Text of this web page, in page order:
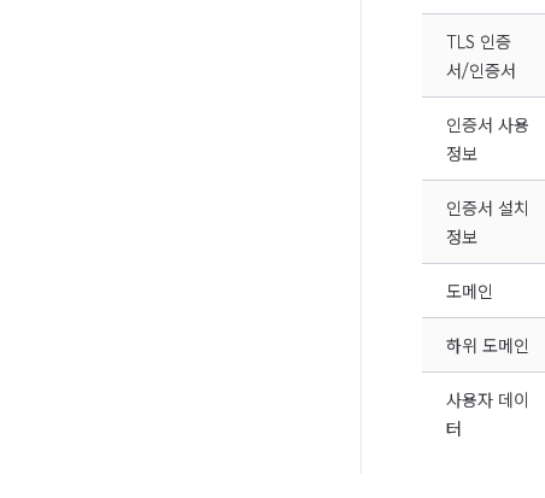
TLS 인증
서/인증서
인증서 사용
정보
인증서 설치
정보
도메인
하위 도메인
사용자 데이
터